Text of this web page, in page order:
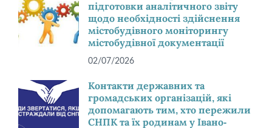
підготовки аналітичного звіту
щодо необхідності здійснення
містобудівного моніторингу
містобудівної документації
02/07/2026
Контакти державних та
громадських організацій, які
допомагають тим, хто пережили
СНПК та їх родинам у Івано-